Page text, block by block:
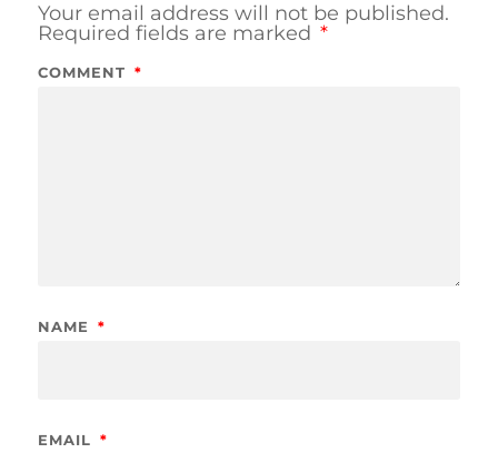
Your email address will not be published.
Required fields are marked *
COMMENT *
NAME *
EMAIL *